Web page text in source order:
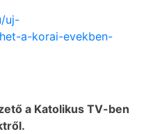
uj-
a-korai-evekben-
a Katolikus TV-ben